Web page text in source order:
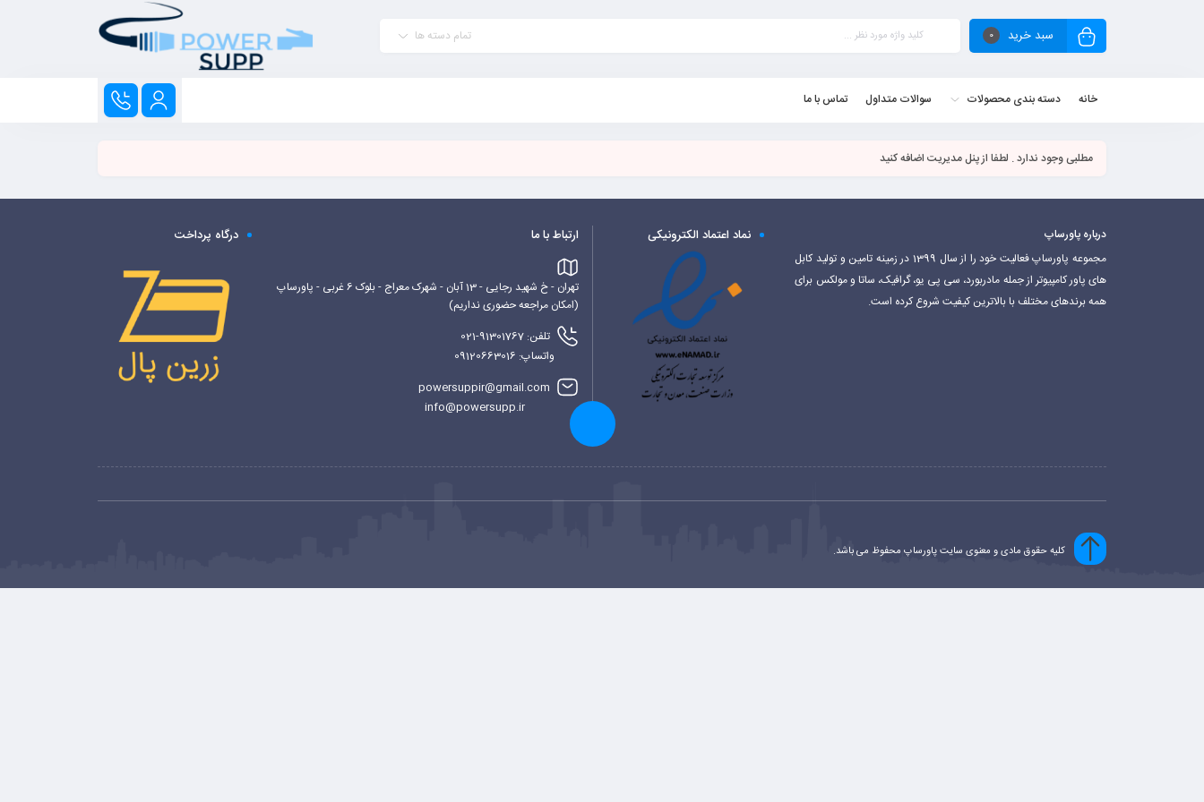
سبد خرید 0 تمام دسته ها
خانه دسته بندی محصولات سوالات متداول تماس با ما
مطلبی وجود ندارد . لطفا از پنل مدیریت اضافه کنید
درباره پاورساپ
مجموعه پاورساپ فعالیت خود را از سال 1399 در زمینه تامین و تولید کابل
های پاور کامپیوتر از جمله مادربورد، سی پی یو، گرافیک، ساتا و مولکس برای
همه برندهای مختلف با بالاترین کیفیت شروع کرده است.
نماد اعتماد الکترونیکی ارتباط با ما
تهران - خ شهید رجایی - 13 آبان - شهرک معراج - بلوک 6 غربی - پاورساپ
(امکان مراجعه حضوری نداریم)
تلفن: 91301767-021
واتساپ: 09120663016
powersuppir@gmail.com
info@powersupp.ir
درگاه پرداخت
کلیه حقوق مادی و معنوی سایت پاورساپ محفوظ می باشد.